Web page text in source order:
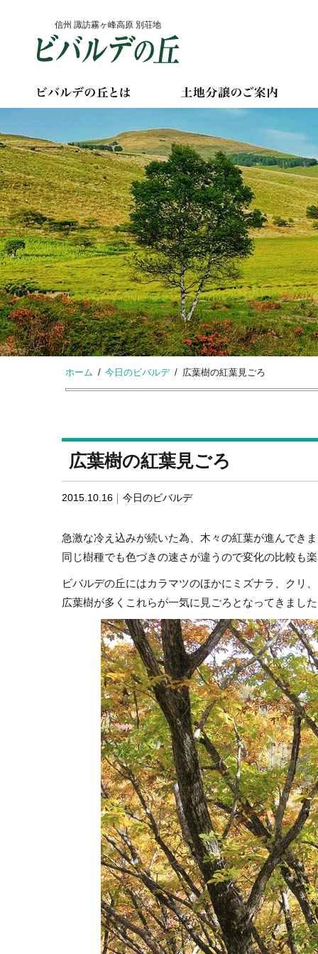
信州 諏訪霧ヶ峰高原 別荘地
ホーム 今日のビバルデ 広葉樹の紅葉見ごろ
広葉樹の紅葉見ごろ
2015.10.16 今日のビバルデ
急激な冷え込みが続いた為、木々の紅葉が進んでき
同じ樹種でも色づきの速さが違うので変化の比較も
ビバルデの丘にはカラマツのほかにミズナラ、クリ
広葉樹が多くこれらが一気に見ごろとなってきまし